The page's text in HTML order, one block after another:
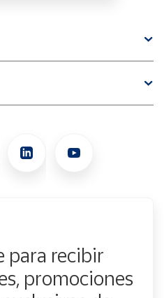
para recibir
promociones